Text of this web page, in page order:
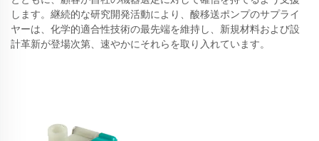
します。継続的な研究開発活動により、酸移送ポンプのサプライ
ヤーは、化学的適合性技術の最先端を維持し、新規材料および設
計革新が登場次第、速やかにそれらを取り入れています。